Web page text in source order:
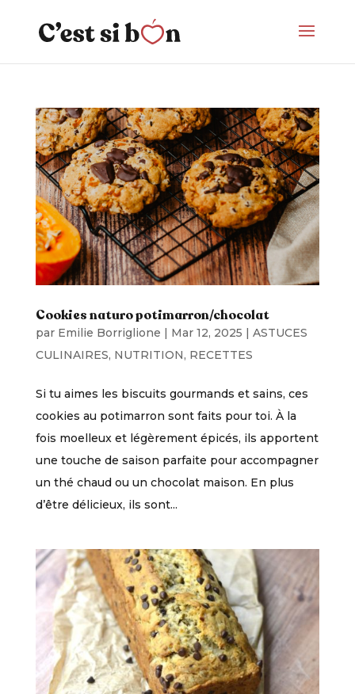
Cookies naturo potimarron/chocolat
par Emilie Borriglione | Mar 12, 2025 | ASTUCES
CULINAIRES, NUTRITION, RECETTES
Si tu aimes les biscuits gourmands et sains, ces
cookies au potimarron sont faits pour toi. À la
fois moelleux et légèrement épicés, ils apportent
une touche de saison parfaite pour accompagner
un thé chaud ou un chocolat maison. En plus
d’être délicieux, ils sont...